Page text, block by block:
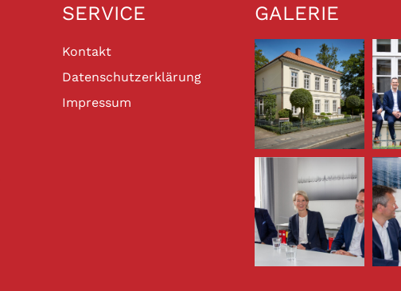
SERVICE
Kontakt
Datenschutzerklärung
Impressum
GALERIE